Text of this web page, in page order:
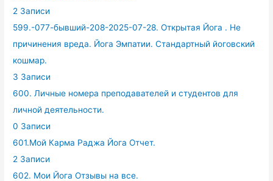
2 Записи
599.-077-бывший-208-2025-07-28. Открытая Йога . Не
причинения вреда. Йога Эмпатии. Стандартный йоговский
кошмар.
3 Записи
600. Личные номера преподавателей и студентов для
личной деятельности.
0 Записи
601.Мой Карма Раджа Йога Отчет.
2 Записи
602. Мои Йога Отзывы на все.